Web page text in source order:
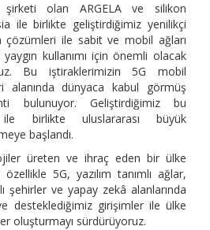
olan ARGELA ve silikon
ile birlikte geliştirdiğimiz yenilikçi
çözümleri ile sabit ve mobil ağları
kullanımı için önemli olacak
Bu iştiraklerimizin 5G mobil
alanında dünyaca kabul görmüş
bulunuyor. Geliştirdiğimiz bu
birlikte uluslararası büyük
başlandı.
üreten ve ihraç eden bir ülke
5G, yazılım tanımlı ağlar,
şehirler ve yapay zekâ alanlarında
desteklediğimiz girişimler ile ülke
oluşturmayı sürdürüyoruz.